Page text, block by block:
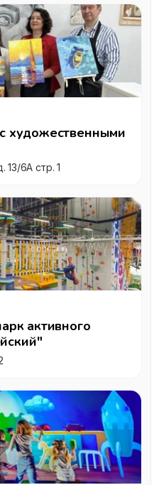
художественными
13/6А стр. 1
активного